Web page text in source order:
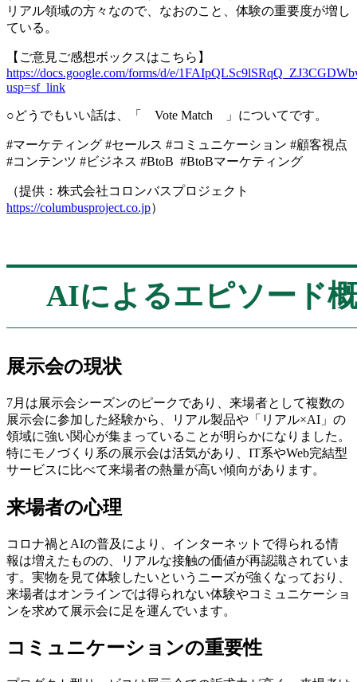
リアル領域の方々なので、なおのこと、体験の重要度が増し
ている。
【ご意見ご感想ボックスはこちら】
https://docs.google.com/forms/d/e/
usp=sf_link
○どうでもいい話は、「 Vote Match 」についてです。
#マーケティング #セールス #コミュニケーション #顧客視点
#コンテンツ #ビジネス #BtoB #BtoBマーケティング
（提供：株式会社コロンバスプロジェクト
https://columbusproject.co.jp）
AIによるエピソード
展示会の現状
7月は展示会シーズンのピークであり、来場者として複数の
展示会に参加した経験から、リアル製品や「リアル×AI」の
領域に強い関心が集まっていることが明らかになりました。
特にモノづくり系の展示会は活気があり、IT系やWeb完結型
サービスに比べて来場者の熱量が高い傾向があります。
来場者の心理
コロナ禍とAIの普及により、インターネットで得られる情
報は増えたものの、リアルな接触の価値が再認識されていま
す。実物を見て体験したいというニーズが強くなっており、
来場者はオンラインでは得られない体験やコミュニケーショ
ンを求めて展示会に足を運んでいます。
コミュニケーションの重要性